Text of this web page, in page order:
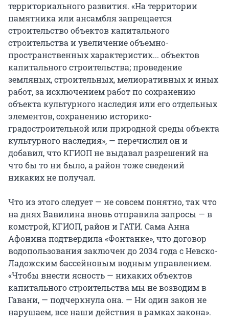
территориального развития. «На территории
памятника или ансамбля запрещается
строительство объектов капитального
строительства и увеличение объемно-
пространственных характеристик... объектов
капитального строительства; проведение
земляных, строительных, мелиоративных и иных
работ, за исключением работ по сохранению
объекта культурного наследия или его отдельных
элементов, сохранению историко-
градостроительной или природной среды объекта
культурного наследия», — перечислил он и
добавил, что КГИОП не выдавал разрешений на
что бы то ни было, а район тоже сведений
никаких не получал.
Что из этого следует — не совсем понятно, так что
на днях Вавилина вновь отправила запросы — в
комстрой, КГИОП, район и ГАТИ. Сама Анна
Афонина подтвердила «Фонтанке», что договор
водопользования заключен до 2034 года с Невско-
Ладожским бассейновым водным управлением.
«Чтобы внести ясность — никаких объектов
капитального строительства мы не возводим в
Гавани, — подчеркнула она. — Ни один закон не
нарушаем, все наши действия в рамках закона».